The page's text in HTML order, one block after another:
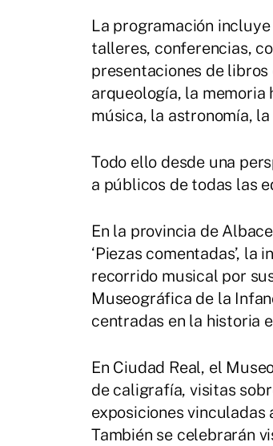
La programación
talleres, conferencias,
presentaciones de
arqueología, la
música, la astronomía,
Todo ello desde una
a públicos de todas las
En la provincia de
‘Piezas comentadas’, la
recorrido musical por
Museográfica de la
centradas en la historia
En Ciudad Real, el
de caligrafía, visitas
exposiciones
También se celebrarán